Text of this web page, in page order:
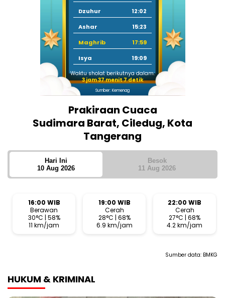
Dzuhur
12:02
Ashar
15:23
Maghrib
17:59
Isya
19:09
Waktu sholat berikutnya dalam:
3 jam 37 menit 6 detik
Sumber: Kemenag
Prakiraan Cuaca
Sudimara Barat, Ciledug, Kota
Tangerang
Hari Ini
10 Aug 2026
Besok
11 Aug 2026
16:00 WIB
Berawan
30°C | 58%
11 km/jam
19:00 WIB
Cerah
28°C | 68%
6.9 km/jam
22:00 WIB
Cerah
27°C | 68%
4.2 km/jam
Sumber data: BMKG
HUKUM & KRIMINAL